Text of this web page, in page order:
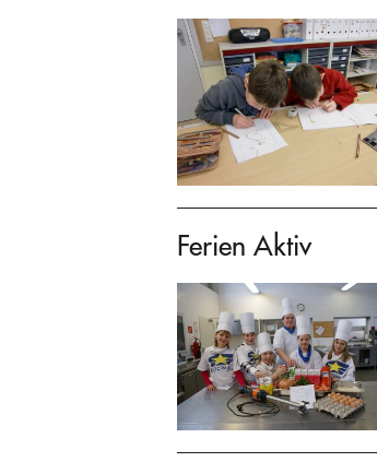
Ferien Aktiv